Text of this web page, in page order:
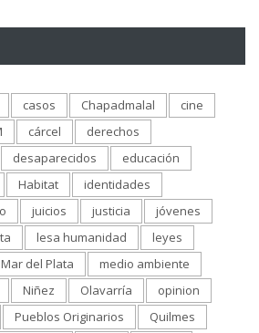
casos Chapadmalal
cine
cárcel
derechos
desaparecidos
educación
Habitat
identidades
juicios justicia
jóvenes
lesa humanidad
leyes
Mar del Plata
medio ambiente
Niñez Olavarría
opinion
Pueblos Originarios
Quilmes